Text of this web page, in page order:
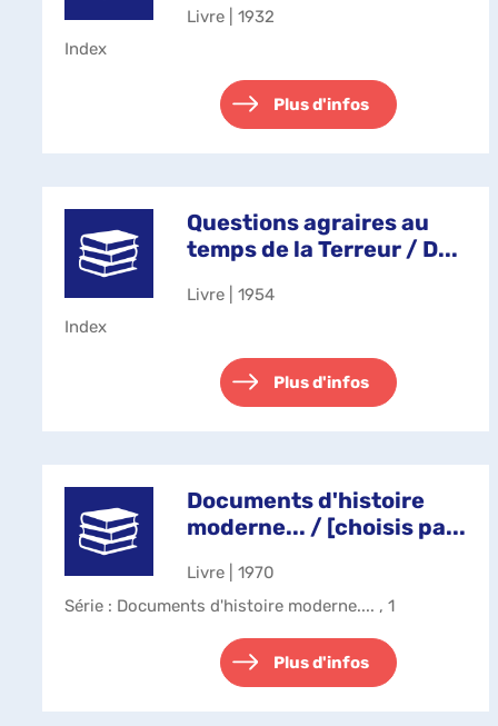
Livre | 1932
Index
Plus d'infos
Questions agraires au
temps de la Terreur / D...
Livre | 1954
Index
Plus d'infos
Documents d'histoire
moderne... / [choisis pa...
Livre | 1970
Série : Documents d'histoire moderne.... , 1
Plus d'infos